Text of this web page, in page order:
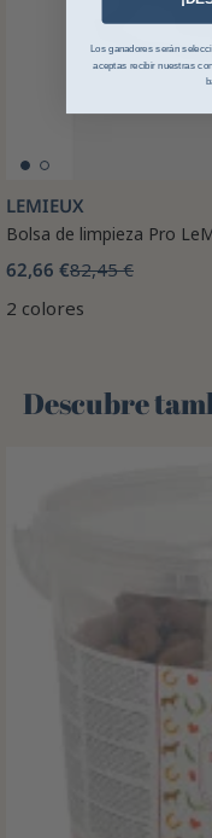
LEMIEUX
Bolsa de limpieza Pro
62,66 €82,45 €
2 colores
Descubre
Los ganadores serán
aceptas recibir nuestras